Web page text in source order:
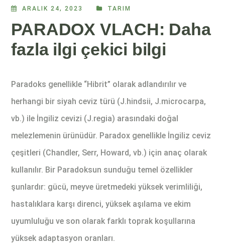
ARALIK 24, 2023
TARIM
PARADOX VLACH: Daha
fazla ilgi çekici bilgi
Paradoks genellikle “Hibrit” olarak adlandırılır ve
herhangi bir siyah ceviz türü (J.hindsii, J.microcarpa,
vb.) ile İngiliz cevizi (J.regia) arasındaki doğal
melezlemenin ürünüdür. Paradox genellikle İngiliz ceviz
çeşitleri (Chandler, Serr, Howard, vb.) için anaç olarak
kullanılır. Bir Paradoksun sunduğu temel özellikler
şunlardır: gücü, meyve üretmedeki yüksek verimliliği,
hastalıklara karşı direnci, yüksek aşılama ve ekim
uyumluluğu ve son olarak farklı toprak koşullarına
yüksek adaptasyon oranları.